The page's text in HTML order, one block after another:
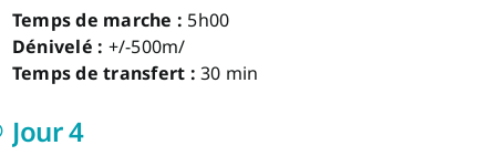
Temps de marche : 5h00
Dénivelé : +/-500m/
Temps de transfert : 30 min
Jour 4